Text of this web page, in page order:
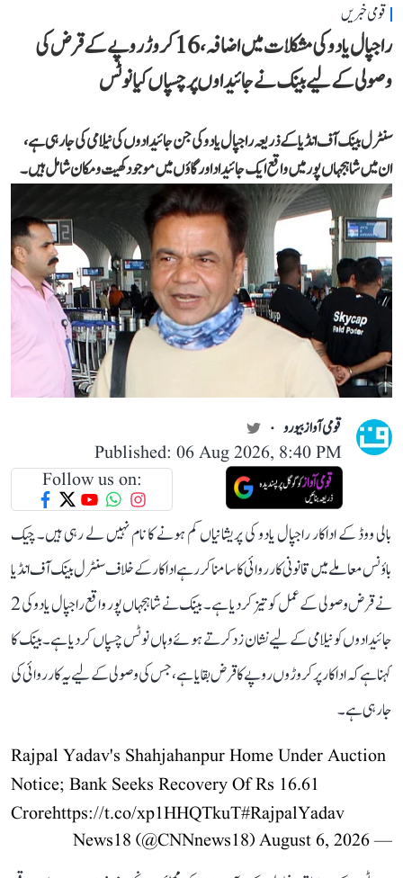
قومی خبریں
راجپال یادو کی مشکلات میں اضافہ، 16 کروڑ روپے کے قرض کی
وصولی کے لیے بینک نے جائیداوں پر چسپاں کیا نوٹس
سنٹرل بینک آف انڈیا کے ذریعہ راجپال یادو کی جن جائیدادوں کی نیلامی کی جا رہی ہے،
ان میں شاہجہاں پور میں واقع ایک جائیداد اور گاؤں میں موجود کھیت و مکان شامل ہیں۔
قومی آواز بیورو
Published: 06 Aug 2026, 8:40 PM
Follow us on:
بالی ووڈ کے اداکار راجپال یادو کی پریشانیاں کم ہونے کا نام نہیں لے رہی ہیں۔ چیک
باؤنس معاملے میں قانونی کارروائی کا سامنا کر رہے اداکار کے خلاف سنٹرل بینک آف انڈیا
نے قرض وصولی کے عمل کو تیز کر دیا ہے۔ بینک نے شاہجہاں پور واقع راجپال یادو کی 2
جائیدادوں کو نیلامی کے لیے نشان زد کرتے ہوئے وہاں نوٹس چسپاں کر دیا ہے۔ بینک کا
کہنا ہے کہ اداکار پر کروڑوں روپے کا قرض بقایا ہے، جس کی وصولی کے لیے یہ کارروائی کی
جا رہی ہے۔
Rajpal Yadav's Shahjahanpur Home Under Auction
Notice; Bank Seeks Recovery Of Rs 16.61
Crorehttps://t.co/xp1HHQTkuT#RajpalYadav
— News18 (@CNNnews18)
August 6, 2026